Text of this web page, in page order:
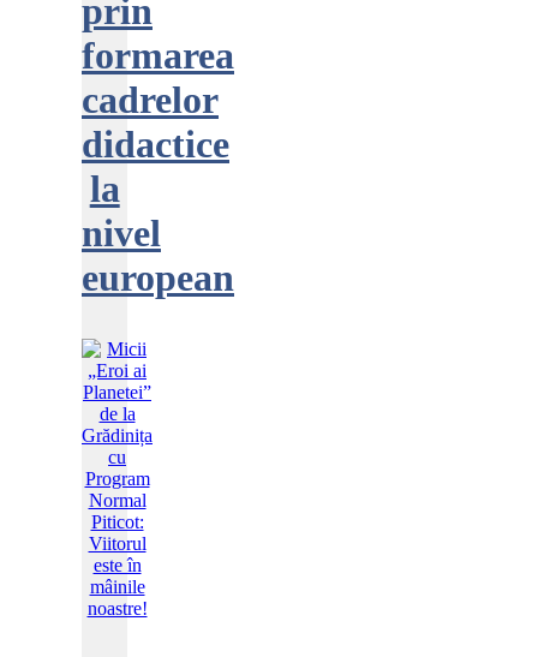
prin
formarea
cadrelor
didactice
la
nivel
european